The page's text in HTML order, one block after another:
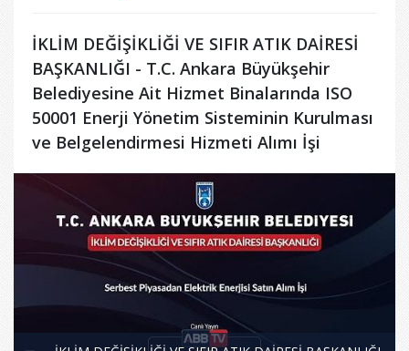
İKLİM DEĞİŞİKLİĞİ VE SIFIR ATIK DAİRESİ
BAŞKANLIĞI - T.C. Ankara Büyükşehir
Belediyesine Ait Hizmet Binalarında ISO
50001 Enerji Yönetim Sisteminin Kurulması
ve Belgelendirmesi Hizmeti Alımı İşi